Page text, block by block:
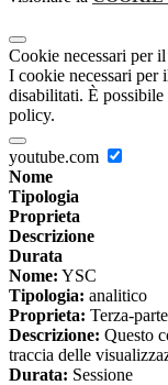
Cookie necessari per
I cookie necessari per
disabilitati. È
policy.
youtube.com
Nome
Tipologia
Proprieta
Descrizione
Durata
Nome: YSC
Tipologia: analitico
Proprieta: Terza-parte
Descrizione: Questo
traccia delle
Durata: Sessione